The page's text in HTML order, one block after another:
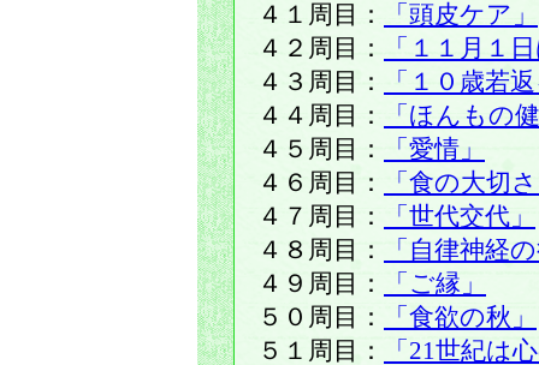
４１周目：
「頭皮ケア」
４２周目：
「１１月１
４３周目：
「１０歳若
４４周目：
「ほんもの
４５周目：
「愛情」
４６周目：
「食の大切
４７周目：
「世代交代」
４８周目：
「自律神経
４９周目：
「ご縁」
５０周目：
「食欲の秋」
５１周目：
「21世紀は